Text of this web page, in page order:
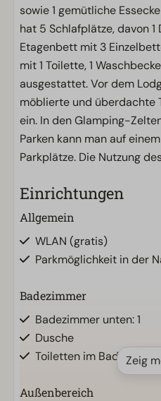
sowie 1 gemütliche
hat 5 Schlafplätze, davon 1
Etagenbett mit 3
mit 1 Toilette, 1
ausgestattet. Vor dem
möblierte und überdachte
ein. In den Glamping-
Parken kann man auf
Parkplätze. Die Nutzung
Einrichtungen
Allgemein
WLAN (gratis)
Parkmöglichkeit in der
Badezimmer
Badezimmer unten: 1
Dusche
Toiletten im
Außenbereich
Zeig